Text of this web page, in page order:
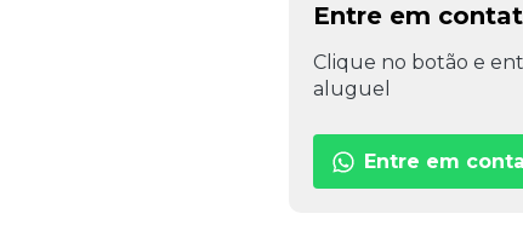
Entre em
Clique no botão e
aluguel
Entre em